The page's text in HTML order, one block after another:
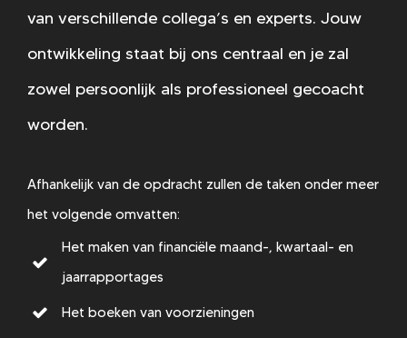
van verschillende collega’s en experts. Jouw
ontwikkeling staat bij ons centraal en je zal
zowel persoonlijk als professioneel gecoacht
worden.
Afhankelijk van de opdracht zullen de taken onder meer
het volgende omvatten:
Het maken van financiële maand-, kwartaal- en
jaarrapportages
Het boeken van voorzieningen